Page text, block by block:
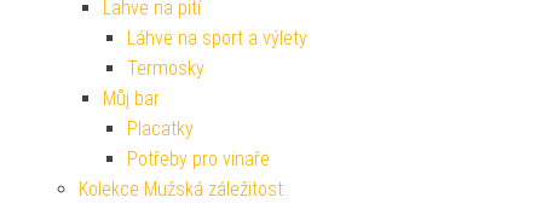
Lahve na pití
Láhve na sport a výlety
Termosky
Můj bar
Placatky
Potřeby pro vinaře
Kolekce Mužská záležitost